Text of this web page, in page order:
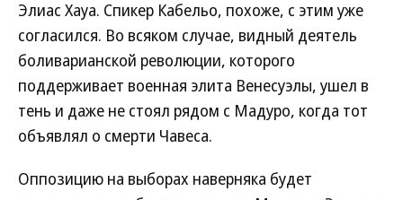
Элиас Хауа. Спикер Кабельо, похоже, с этим уже
согласился. Во всяком случае, видный деятель
боливарианской революции, которого
поддерживает военная элита Венесуэлы, ушел в
тень и даже не стоял рядом с Мадуро, когда тот
объявлял о смерти Чавеса.
Оппозицию на выборах наверняка будет